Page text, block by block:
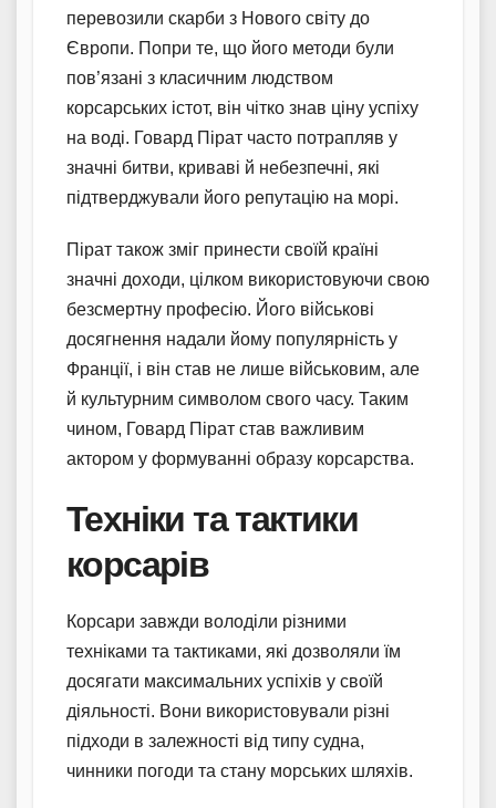
перевозили скарби з Нового світу до
Європи. Попри те, що його методи були
пов’язані з класичним людством
корсарських істот, він чітко знав ціну успіху
на воді. Говард Пірат часто потрапляв у
значні битви, криваві й небезпечні, які
підтверджували його репутацію на морі.
Пірат також зміг принести своїй країні
значні доходи, цілком використовуючи свою
безсмертну професію. Його військові
досягнення надали йому популярність у
Франції, і він став не лише військовим, але
й культурним символом свого часу. Таким
чином, Говард Пірат став важливим
актором у формуванні образу корсарства.
Техніки та тактики
корсарів
Корсари завжди володіли різними
техніками та тактиками, які дозволяли їм
досягати максимальних успіхів у своїй
діяльності. Вони використовували різні
підходи в залежності від типу судна,
чинники погоди та стану морських шляхів.